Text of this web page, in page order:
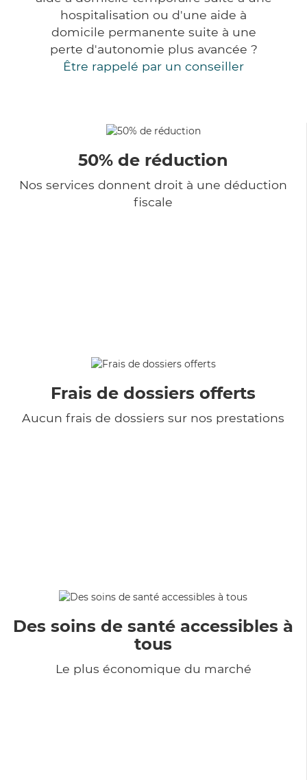
hospitalisation ou d'une aide à
domicile permanente suite à une
perte d'autonomie plus avancée ?
Être rappelé par un conseiller
50% de réduction
Nos services donnent droit à une déduction
fiscale
Frais de dossiers offerts
Aucun frais de dossiers sur nos prestations
Des soins de santé accessibles à
tous
Le plus économique du marché